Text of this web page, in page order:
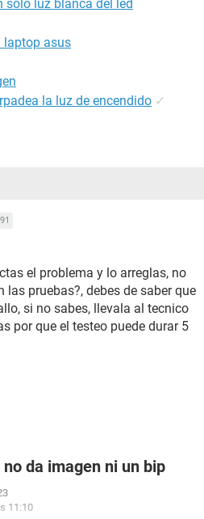
solo luz blanca del led
laptop asus
la luz de encendido ✓
el problema y lo arreglas, no
las pruebas?, debes de saber que
si no sabes, llevala al tecnico
por que el testeo puede durar 5
da imagen ni un bip
11:10